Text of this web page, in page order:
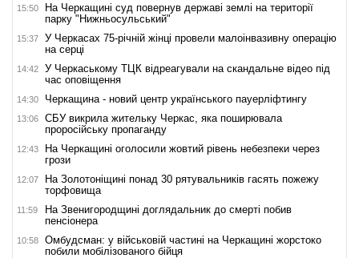
15:50
На Черкащині суд повернув державі землі на території
парку "Нижньосульський"
15:37
У Черкасах 75-річній жінці провели малоінвазивну операцію
на серці
14:42
У Черкаському ТЦК відреагували на скандальне відео під
час оповіщення
14:30 Черкащина - новий центр українського пауерліфтингу
13:06
СБУ викрила жительку Черкас, яка поширювала
проросійську пропаганду
12:43
На Черкащині оголосили жовтий рівень небезпеки через
грози
12:07
На Золотоніщині понад 30 рятувальників гасять пожежу
торфовища
11:59
На Звенигородщині доглядальник до смерті побив
пенсіонера
10:58
Омбудсман: у військовій частині на Черкащині жорстоко
побили мобілізованого бійця